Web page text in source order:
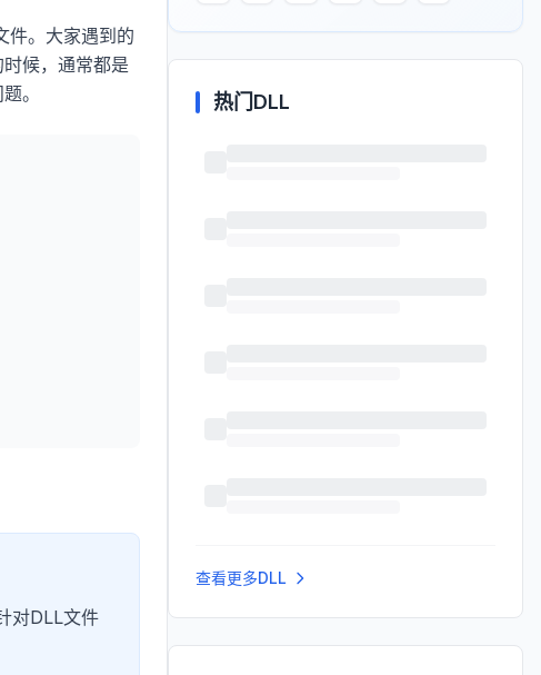
件。大家遇到的
候，通常都是
。
对DLL文件
热门DLL
查看更多DLL